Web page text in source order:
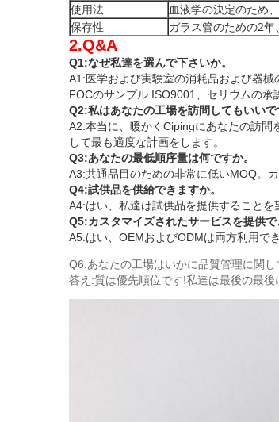
使用法
血液学の決定のため
保存性
ガラス管のための2
2.Q&A
Q1:なぜ私達を選んで下さいか。
A1:医学および実験室の消耗品および器
FOCのサンプル ISO9001、セリウムの承
Q2:私はあなたの工場を訪問してもいいで
A2:本当に、暖かくCipingにあなたの訪問
して最も適度な計画をします。
Q3:あなたの最低順序量は何ですか。
A3:共通品目のための非常に低いMOQ。
Q4:試供品を供給できますか。
A4:はい、私達は試供品を提供することを
Q5:カスタマイズされたサービスを提供で
A5:はい、OEMおよびODMは両方利用で
Q6:あなたの工場はいかに品質管理に関し
答え:質は優先順位です!私達は最後の最